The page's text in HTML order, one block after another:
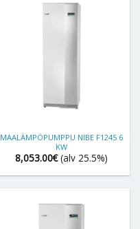
MAALÄMPÖPUMPPU NIBE F1245 6
KW
8,053.00€ (alv 25.5%)